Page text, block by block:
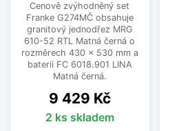
Cenově zvýhodněný set
Franke G274MČ obsahuje
granitový jednodřez MRG
610-52 RTL Matná černá o
rozměrech 430 x 530 mm a
baterii FC 6018.901 LINA
Matná černá.
Cena
9 429 Kč
2 ks skladem